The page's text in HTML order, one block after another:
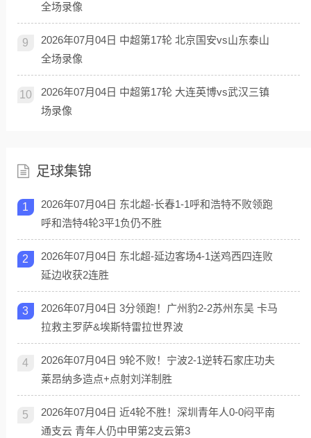
全场录像
9
2026年07月04日 中超第17轮 北京国安vs山东泰山
全场录像
10
2026年07月04日 中超第17轮 大连英博vs武汉三镇
场录像
足球集锦
1
2026年07月04日 东北超-长春1-1呼和浩特不败领跑
呼和浩特4轮3平1负仍不胜
2
2026年07月04日 东北超-延边客场4-1送鸡西四连败
延边收获2连胜
3
2026年07月04日 3分领跑！广州豹2-2苏州东吴 卡马
拉救主罗萨&埃斯特雷拉世界波
4
2026年07月04日 9轮不败！宁波2-1逆转石家庄功夫
莱昂纳多造点+点射刘洋制胜
5
2026年07月04日 近4轮不胜！深圳青年人0-0闷平南
通支云 青年人仍中甲第2支云第3